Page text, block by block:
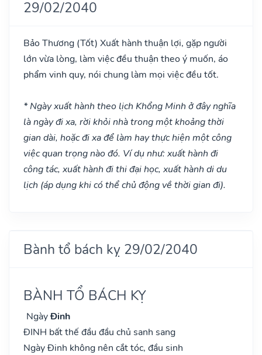
29/02/2040
Bảo Thương (Tốt) Xuất hành thuận lợi, gặp người
lớn vừa lòng, làm việc đều thuận theo ý muốn, áo
phẩm vinh quy, nói chung làm mọi việc đều tốt.
* Ngày xuất hành theo lịch Khổng Minh ở đây nghĩa
là ngày đi xa, rời khỏi nhà trong một khoảng thời
gian dài, hoặc đi xa để làm hay thực hiện một công
việc quan trọng nào đó. Ví dụ như: xuất hành đi
công tác, xuất hành đi thi đại học, xuất hành di du
lịch (áp dụng khi có thể chủ động về thời gian đi).
Bành tổ bách kỵ 29/02/2040
BÀNH TỔ BÁCH KỴ
NgàyĐinh
ĐINH bất thế đầu đầu chủ sanh sang
Ngày Đinh không nên cắt tóc, đầu sinh